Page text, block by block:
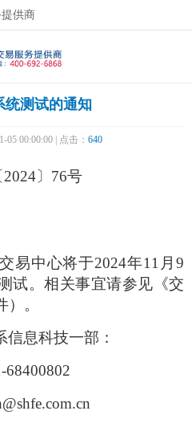
供商
统测试的通知
05 00:00:00 | 点击： 640
2024〕 76号
易中心将于2024年11 月9
试。相关事宜请参见《交
。
息科技一部：
68400802